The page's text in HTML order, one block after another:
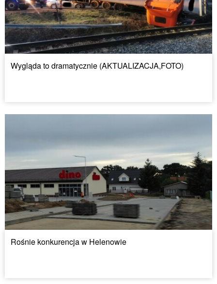
Wygląda to dramatycznie (AKTUALIZACJA,FOTO)
Rośnie konkurencja w Helenowie